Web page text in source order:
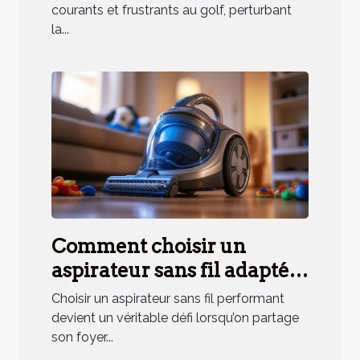
courants et frustrants au golf, perturbant
la...
Comment choisir un
aspirateur sans fil adapté
aux besoins des ménages
avec animaux ?
Choisir un aspirateur sans fil performant
devient un véritable défi lorsqu’on partage
son foyer...